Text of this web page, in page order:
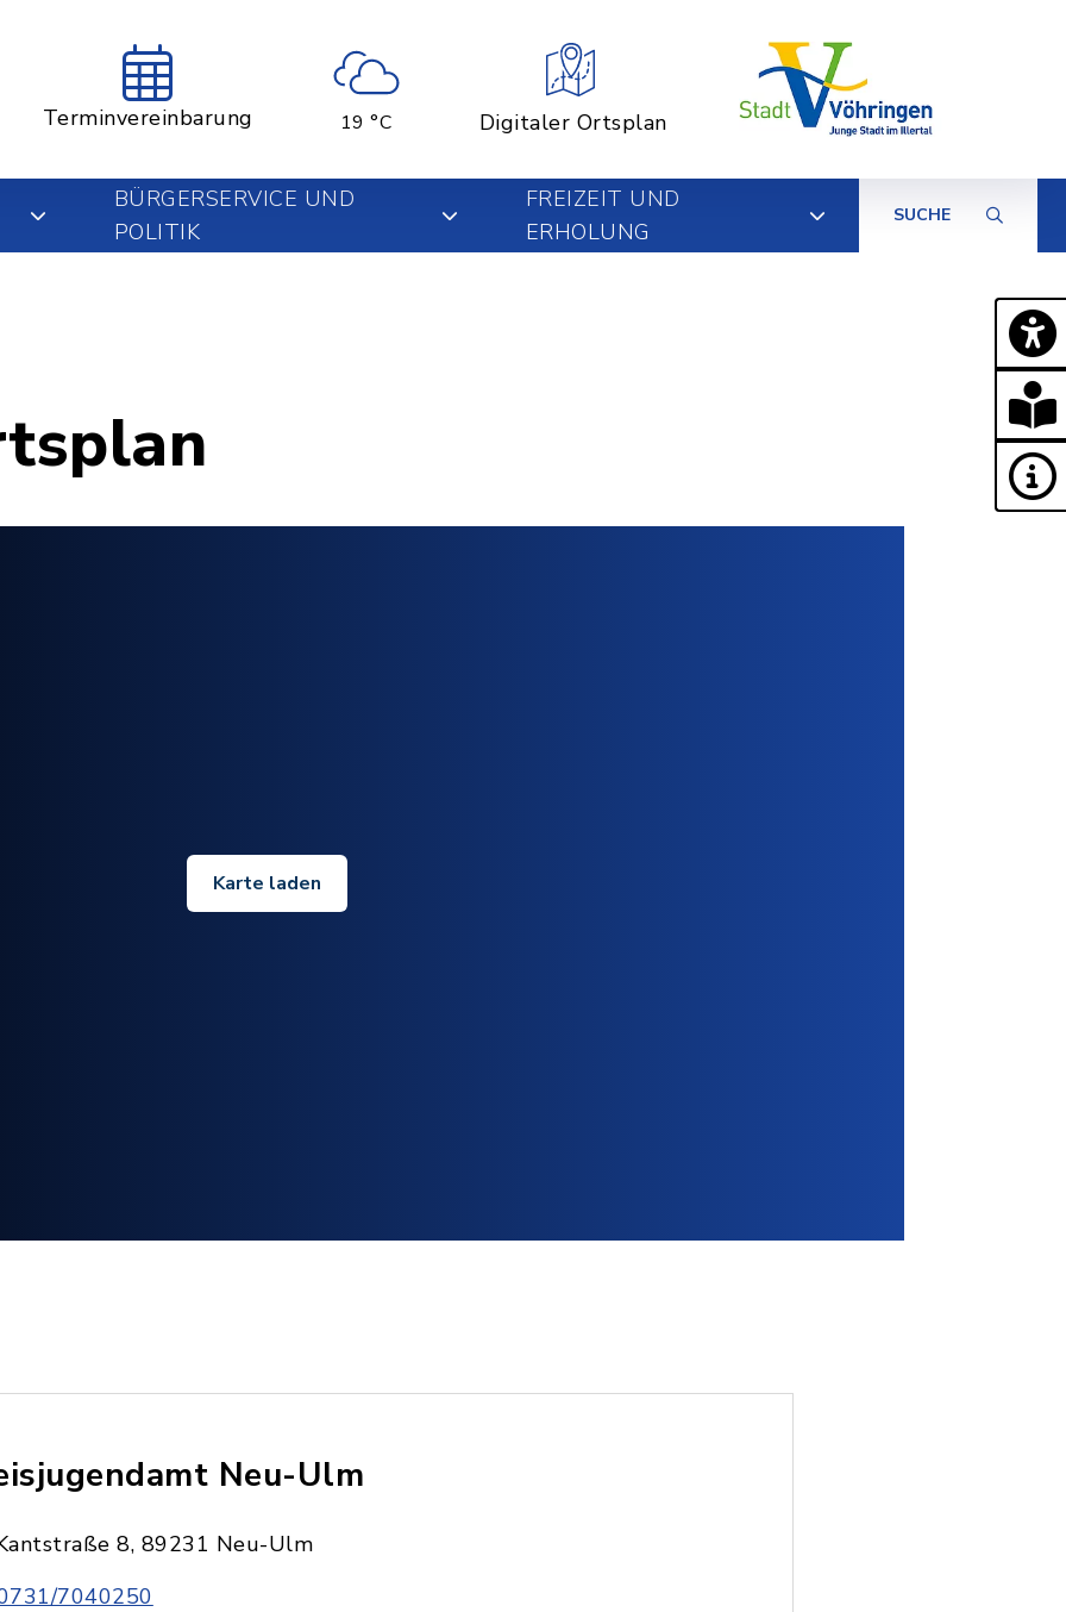
Terminvereinbarung 19 °C Digitaler Ortsplan
BÜRGERSERVICE UND
POLITIK
FREIZEIT UND
ERHOLUNG
SUCHE
Karte laden
Neu-Ulm
8, 89231 Neu-Ulm
7040250